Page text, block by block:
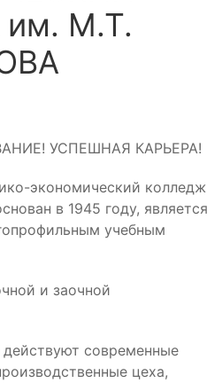
М.Т.
УСПЕШНАЯ КАРЬЕРА!
экономический колледж
в 1945 году, является
учебным
и заочной
современные
цеха,